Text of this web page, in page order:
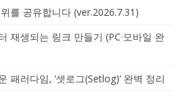
를 공유합니다 (ver.2026.7.31)
재생되는 링크 만들기 (PC·모바일 완
패러다임, ‘셋로그(Setlog)’ 완벽 정리